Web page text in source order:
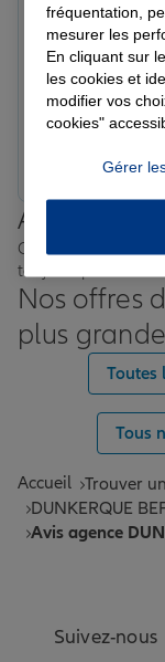
Note de 5 sur 5
Le 10/04/2026 -
Les agents qui
l'écoute.
Audrey S.
Allianz
Où que vous soyez
toujours près de
Nos offres
plus
Toutes
Tous
Accueil Trouver
DUNKERQUE
Avis agence
Suivez-nous
fréquentation,
mesurer les
En cliquant sur
les cookies et
modifier vos
cookies"
Gérer